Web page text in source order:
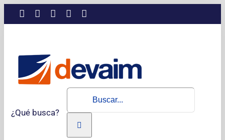
Saltar
LinkedInInstagramFacebook
¿Qué busca?
Buscar: